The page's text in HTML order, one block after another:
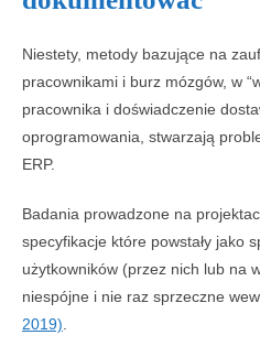
Niestety, metody bazujące na
pracownikami i burz mózgów, w
pracownika i doświadczenie
oprogramowania, stwarzają
ERP.
Badania prowadzone na
specyfikacje które powstały jako
użytkowników (przez nich lub na
niespójne i nie raz sprzeczne
2019)